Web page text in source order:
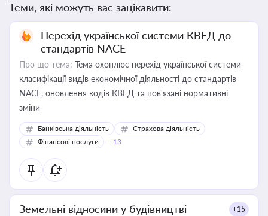
Теми, які можуть вас зацікавити:
Перехід української системи КВЕД до
стандартів NACE
Про що тема: Тема охоплює перехід української системи
класифікації видів економічної діяльності до стандартів
NACE, оновлення кодів КВЕД та пов'язані нормативні
зміни
Банківська діяльність
Страхова діяльність
Фінансові послуги
+13
Земельні відносини у будівництві +15